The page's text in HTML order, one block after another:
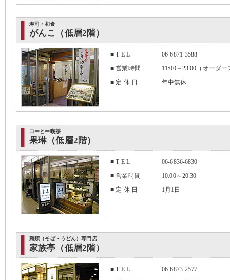
寿司・和食
がんこ（低層2階）
■ T E L
06-6871-3588
■ 営業時間
11:00～23:00（オーダ
■ 定 休 日
年中無休
コーヒー喫茶
果琳（低層2階）
■ T E L
06-6836-6830
■ 営業時間
10:00～20:30
■ 定 休 日
1月1日
麺類（そば・うどん）専門店
家族亭（低層2階）
■ T E L
06-6873-2577